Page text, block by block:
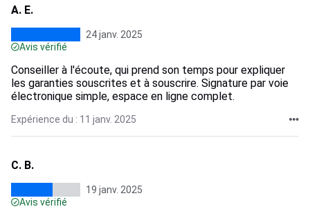
A. E.
24 janv. 2025
Avis vérifié
Conseiller à l'écoute, qui prend son temps pour expliquer
les garanties souscrites et à souscrire. Signature par voie
électronique simple, espace en ligne complet.
Expérience du : 11 janv. 2025
C. B.
19 janv. 2025
Avis vérifié